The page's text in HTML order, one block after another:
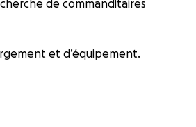
de commanditaires
et d’équipement.